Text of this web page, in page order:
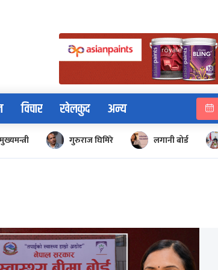
विचार खेलकुद अन्य
गुरुराज घिमिरे लगानी बोर्ड